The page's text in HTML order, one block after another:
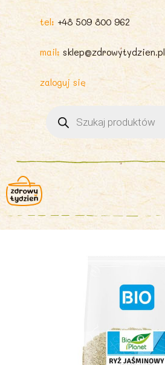
tel: +48 509 800 962
mail: sklep@zdrowytydzien.pl
zaloguj się
produktów